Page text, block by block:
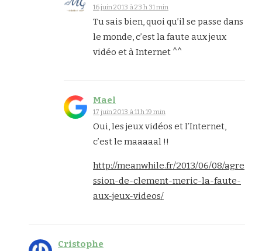
16 juin 2013 à 23 h 31 min
Tu sais bien, quoi qu’il se passe dans
le monde, c’est la faute aux jeux
vidéo et à Internet ^^
Mael
17 juin 2013 à 11 h 19 min
Oui, les jeux vidéos et l’Internet,
c’est le maaaaal !!
http://meanwhile.fr/2013/06/08/agre
ssion-de-clement-meric-la-faute-
aux-jeux-videos/
Cristophe